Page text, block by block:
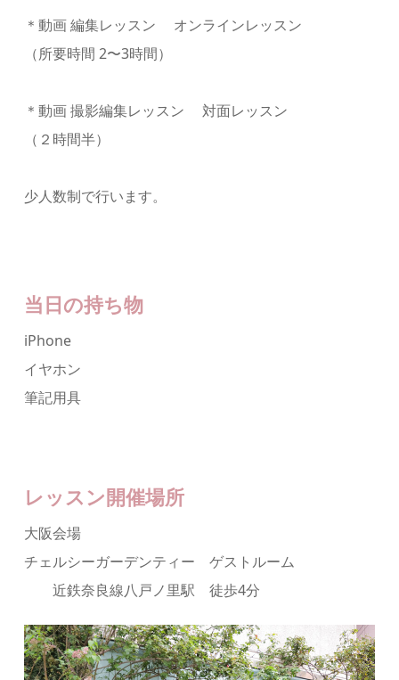
＊動画 編集レッスン オンラインレッスン
（所要時間 2〜3時間）
＊動画 撮影編集レッスン 対面レッスン
（２時間半）
少人数制で行います。
当日の持ち物
iPhone
イヤホン
筆記用具
レッスン開催場所
大阪会場
チェルシーガーデンティー ゲストルーム
近鉄奈良線八戸ノ里駅 徒歩4分